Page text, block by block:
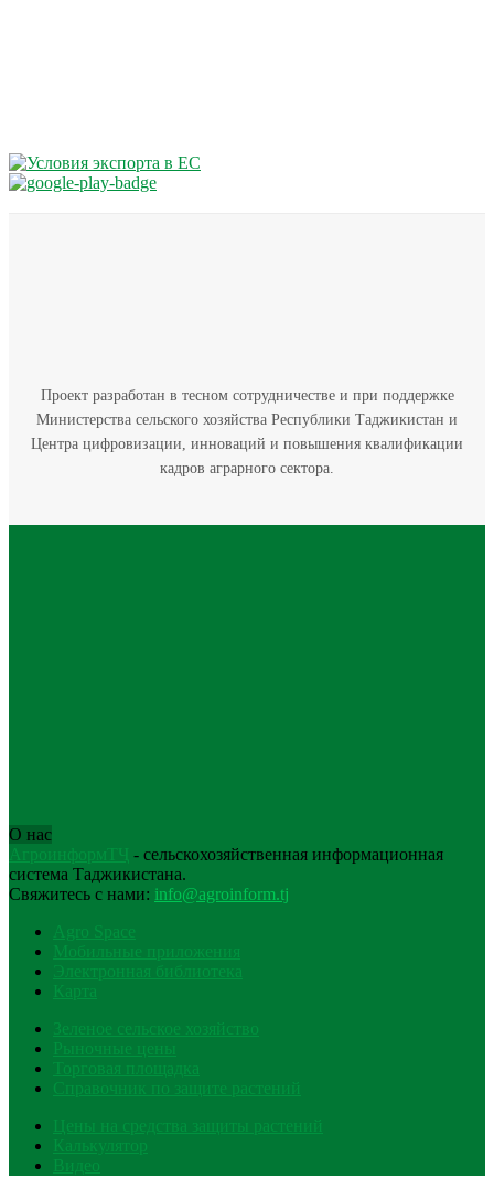
Проект разработан в тесном сотрудничестве и при поддержке
Министерства сельского хозяйства Республики Таджикистан и
Центра цифровизации, инноваций и повышения квалификации
кадров аграрного сектора.
О нас
АгроинформТҶ - сельскохозяйственная информационная
система Таджикистана.
Свяжитесь с нами: info@agroinform.tj
Agro Space
Мобильные приложения
Электронная библиотека
Карта
Зеленое сельское хозяйство
Рыночные цены
Торговая площадка
Справочник по защите растений
Цены на средства защиты растений
Калькулятор
Видео